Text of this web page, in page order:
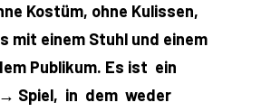
Kostüm, ohne Kulissen,
mit einem Stuhl und einem
Publikum. Es ist ein
Spiel, in dem weder